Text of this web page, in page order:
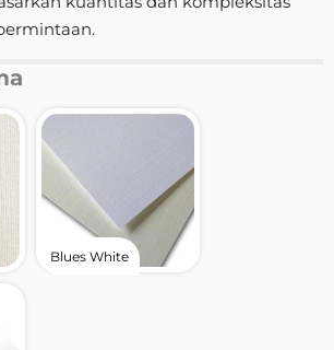
Blues White